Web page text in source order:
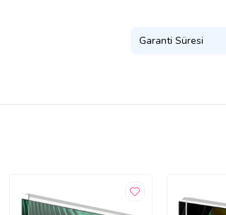
Garanti Süresi